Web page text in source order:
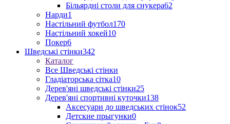
Більярдні столи для снукера62
Нарди1
Настільний футбол170
Настільний хокей10
Покер6
Шведські стінки342
Каталог
Все Шведські стінки
Гладіаторська сітка10
Дерев'яні шведські стінки25
Дерев'яні спортивні куточки138
Аксесуари до шведських стінок52
Детские прыгунки0